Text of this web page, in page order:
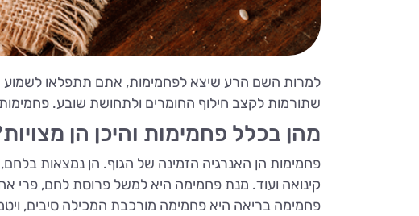
למרות השם הרע שיצא לפחמימות, אתם תתפלאו לשמוע שהן
שתורמות לקצב חילוף החומרים ולתחושת שובע. פחמימות
מהן בכלל פחמימות והיכן הן
פחמימות הן האנרגיה הזמינה של הגוף. הן נמצאות
קינואה ועוד. מנת פחמימה היא למשל פרוסת לחם, פרי אחד או שני פירות קטנים, 3
פחמימה בריאה היא פחמימה מורכבת המכילה סיבים,